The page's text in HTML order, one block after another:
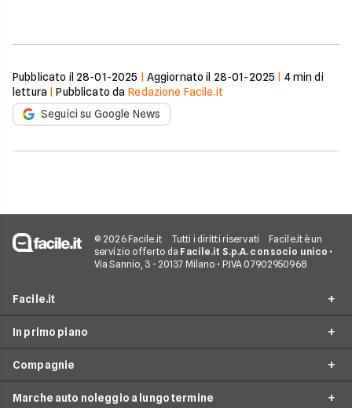
Pubblicato il 28-01-2025 Aggiornato il 28-01-2025 4min di
lettura |Pubblicato da Redazione Facile.it
Seguici su Google News
© 2026 Facile.it Tutti i diritti riservati
Facile.it è un
servizio offerto da Facile.it S.p.A. con socio unico •
Via Sannio, 3 - 20137 Milano • P.IVA 07902950968
Facile.it
Assicurazioni
Prestiti
Mutui
In primo piano
Noleggio lungo termine
City Car Noleggio lungo termine
Compagnie
Marche auto noleggio a lungo termine